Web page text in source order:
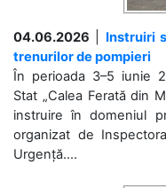
04.06.2026
Instruiri
trenurilor de pompieri
În perioada 3–5 iunie
Stat „Calea Ferată din
instruire în domeniul
organizat de
Urgență....